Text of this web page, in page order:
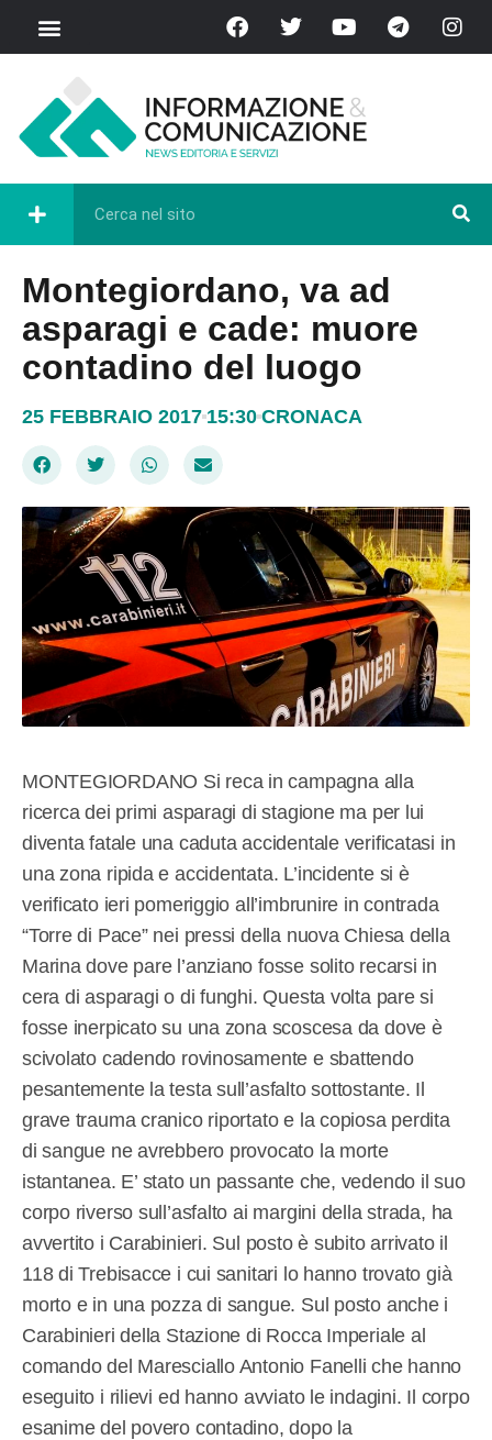
Montegiordano, va ad
asparagi e cade: muore
contadino del luogo
25 FEBBRAIO 2017 15:30 CRONACA
MONTEGIORDANO Si reca in campagna alla
ricerca dei primi asparagi di stagione ma per lui
diventa fatale una caduta accidentale verificatasi in
una zona ripida e accidentata. L’incidente si è
verificato ieri pomeriggio all’imbrunire in contrada
“Torre di Pace” nei pressi della nuova Chiesa della
Marina dove pare l’anziano fosse solito recarsi in
cera di asparagi o di funghi. Questa volta pare si
fosse inerpicato su una zona scoscesa da dove è
scivolato cadendo rovinosamente e sbattendo
pesantemente la testa sull’asfalto sottostante. Il
grave trauma cranico riportato e la copiosa perdita
di sangue ne avrebbero provocato la morte
istantanea. E’ stato un passante che, vedendo il suo
corpo riverso sull’asfalto ai margini della strada, ha
avvertito i Carabinieri. Sul posto è subito arrivato il
118 di Trebisacce i cui sanitari lo hanno trovato già
morto e in una pozza di sangue. Sul posto anche i
Carabinieri della Stazione di Rocca Imperiale al
comando del Maresciallo Antonio Fanelli che hanno
eseguito i rilievi ed hanno avviato le indagini. Il corpo
esanime del povero contadino, dopo la